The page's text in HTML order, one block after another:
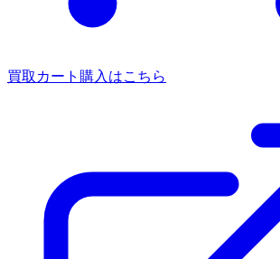
買取カート 購入はこちら